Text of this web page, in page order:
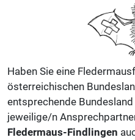
Haben Sie eine
österreichischen
entsprechende
jeweilige/n
Fledermaus-Findlingen